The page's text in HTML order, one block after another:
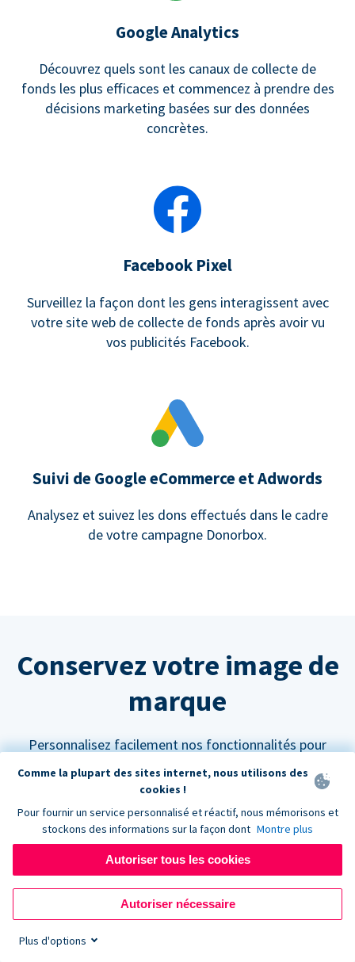
Google Analytics
Découvrez quels sont les canaux de collecte de
fonds les plus efficaces et commencez à prendre des
décisions marketing basées sur des données
concrètes.
Facebook Pixel
Surveillez la façon dont les gens interagissent avec
votre site web de collecte de fonds après avoir vu
vos publicités Facebook.
Suivi de Google eCommerce et Adwords
Analysez et suivez les dons effectués dans le cadre
de votre campagne Donorbox.
Conservez votre image de
marque
Personnalisez facilement nos fonctionnalités pour
qu'elles s'intègrent parfaitement à votre site web.
Personnalisez vos couleurs
Les formulaires de don Donorbox peuvent être
paramétrés pour s'adapter à n'importe quelle palette
de couleurs afin de s'harmoniser avec l'aspect et la
Comme la plupart des sites internet, nous utilisons des
cookies !
Pour fournir un service personnalisé et réactif, nous mémorisons et
stockons des informations sur la façon dont Montre plus
Autoriser tous les cookies
Autoriser nécessaire
Plus d'options